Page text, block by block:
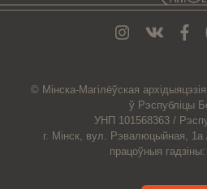
© Мiнска-Магiлёўская архiдыяцэзiя
ў Рэспубліцы
УНП 101568363 /
г. Мінск, вул. Рэвалюцыйная, 1а
працоўныя